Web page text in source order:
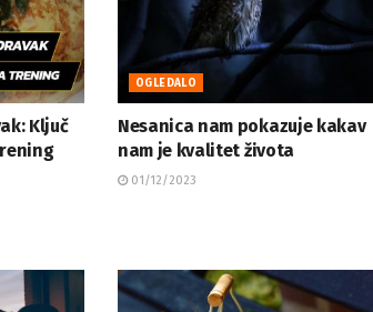
Ključ
OGLEDALO
Nesanica nam pokazuje kakav
nam je kvalitet života
01/12/2023